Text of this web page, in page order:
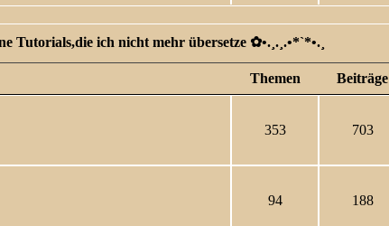
Tutorials,die ich nicht mehr übersetze ✿ •.¸.¸.•*`*•.¸
Themen Beiträge
353 703
94 188